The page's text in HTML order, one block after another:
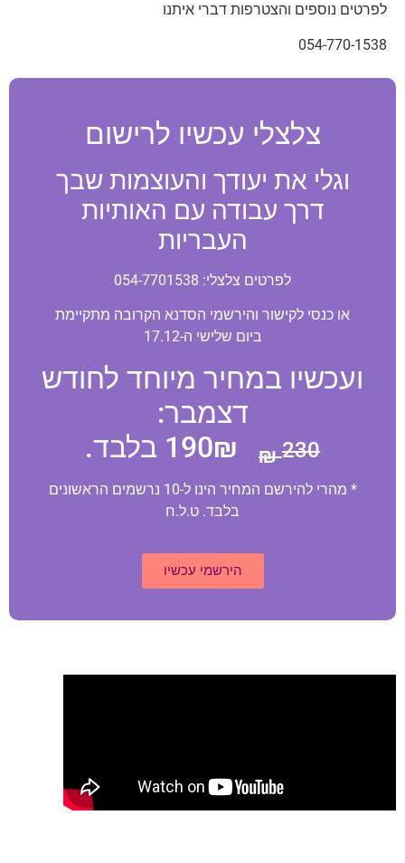
לפרטים נוספים והצטרפות דברי איתנו
054-770-1538
צלצלי עכשיו לרישום
וגלי את יעודך והעוצמות שבך
דרך עבודה עם האותיות
העבריות
לפרטים צלצלי: 054-7701538
או כנסי לקישור והירשמי הסדנא הקרובה מתקיימת
ביום שלישי ה-17.12
ועכשיו במחיר מיוחד לחודש
דצמבר:
230 ₪
* מהרי להירשם המחיר הינו ל-10 נרשמים הראשונים
בלבד. ט.ל.ח
הירשמי עכשיו